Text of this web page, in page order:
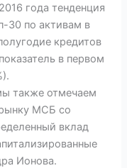
года тенденция
30 по активам в
кредитов
в первом
также отмечаем
МСБ со
вклад
Ионова.